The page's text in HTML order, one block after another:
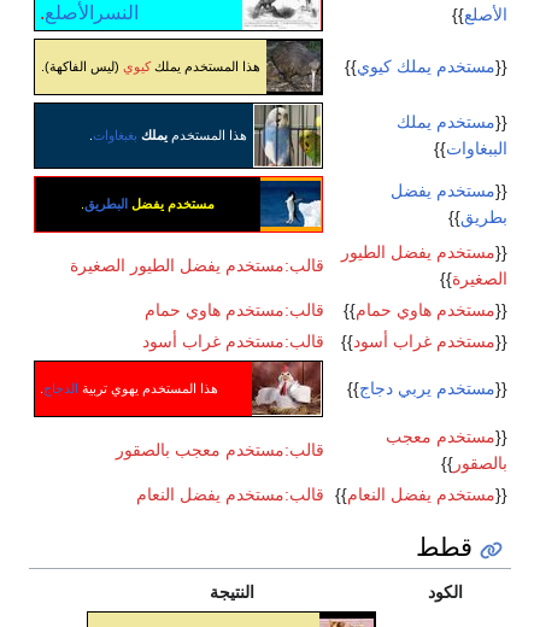
الأصلع}}
النسرالأصلع.
{{مستخدم يملك كيوي}} هذا المستخدم يملككيوي (ليس الفاكهة).
{{مستخدم يملك
الببغاوات}}
هذا المستخدميملك بغبغاوات
{{مستخدم يفضل
بطريق}}
مستخدم يفضل البطريق
{{مستخدم يفضل الطيور
الصغيرة}}
قالب:مستخدم يفضل الطيور الصغيرة
{{مستخدم هاوي حمام}}
قالب:مستخدم هاوي حمام
{{مستخدم غراب أسود}} قالب:مستخدم غراب أسود
{{مستخدم يربي دجاج}} هذا المستخدم يهوي تربية الدجاج
{{مستخدم معجب
بالصقور }}
قالب:مستخدم معجب بالصقور
{{مستخدم يفضل النعام}} قالب:مستخدم يفضل النعام
قطط
الكود النتيجة